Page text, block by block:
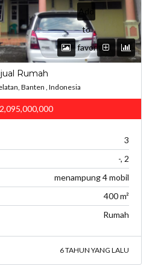
Add
to
favorites
Rumah
Banten , Indonesia
3
-, 2
menampung 4 mobil
400 m²
Rumah
6 TAHUN YANG LALU